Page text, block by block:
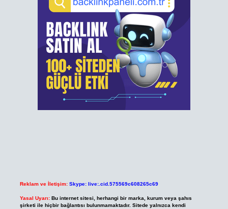
Reklam ve İletişim: Skype: live:.cid.575569c608265c69
Yasal Uyarı: Bu internet sitesi, herhangi bir marka, kurum veya şahıs
şirketi ile hiçbir bağlantısı bulunmamaktadır. Sitede yalnızca kendi